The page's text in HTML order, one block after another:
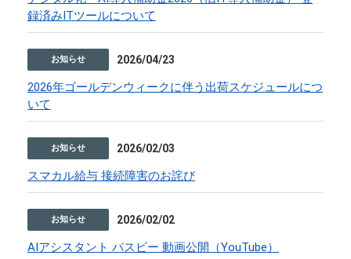
録済みITツールについて
お知らせ 2026/04/23
2026年ゴールデンウィークに伴う出荷スケジュールにつ
いて
お知らせ 2026/02/03
スマカル給与 接続障害のお詫び
お知らせ 2026/02/02
AIアシスタント パスビー 動画公開（YouTube）